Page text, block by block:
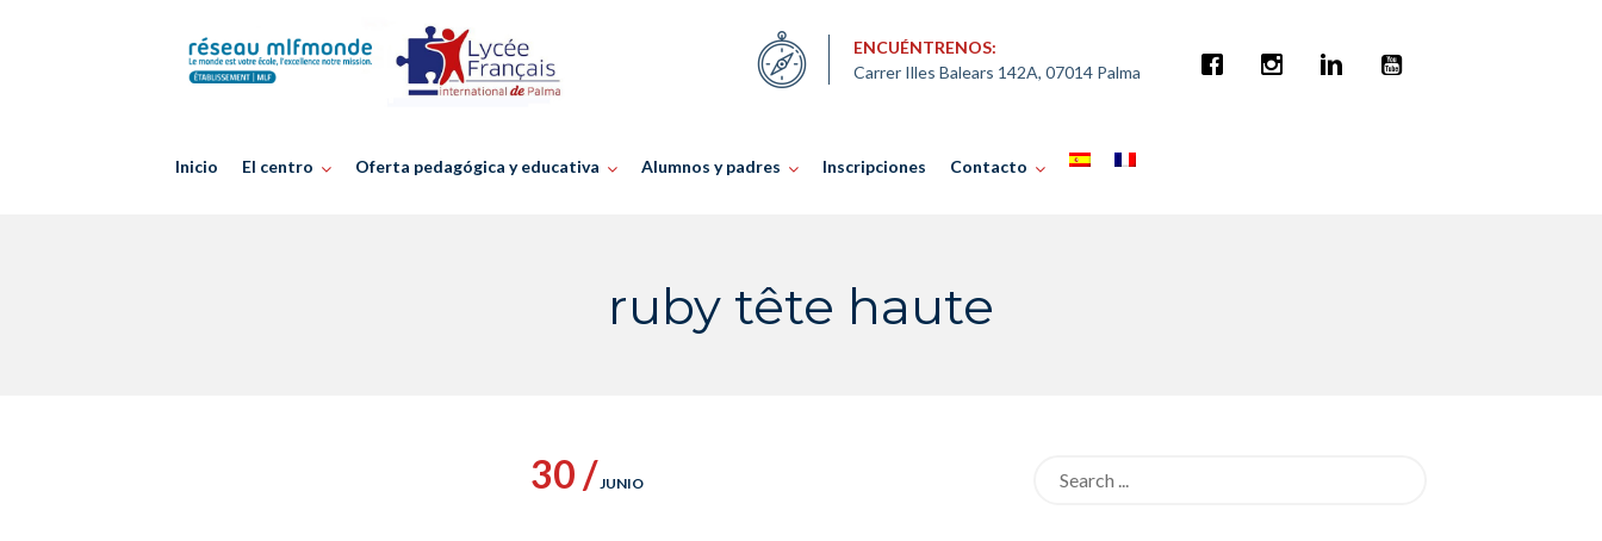
ENCUÉNTRENOS:
Carrer Illes Balears 142A, 07014 Palma
Inicio El centro Oferta pedagógica y educativa Alumnos y padres Inscripciones Contacto
ruby tête haute
30 /JUNIO